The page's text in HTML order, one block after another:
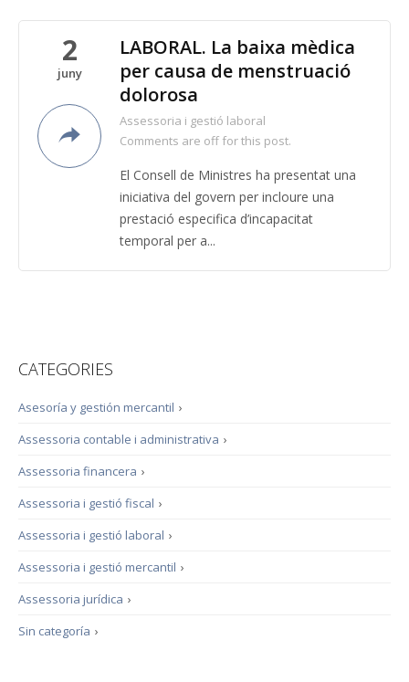
2
juny
LABORAL. La baixa mèdica
per causa de menstruació
dolorosa
Assessoria i gestió laboral
Comments are off for this post.
El Consell de Ministres ha presentat una
iniciativa del govern per incloure una
prestació especifica d’incapacitat
temporal per a...
CATEGORIES
›
Asesoría y gestión mercantil
›
Assessoria contable i administrativa
›
Assessoria financera
›
Assessoria i gestió fiscal
›
Assessoria i gestió laboral
›
Assessoria i gestió mercantil
›
Assessoria jurídica
›
Sin categoría